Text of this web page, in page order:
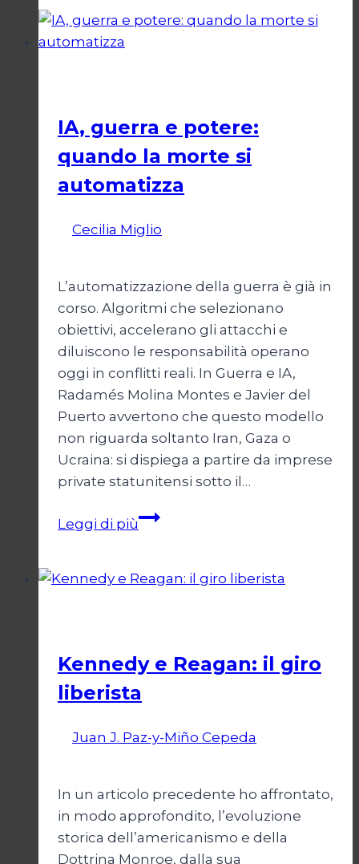
NATO
IA, guerra e potere:
quando la morte si
automatizza
Cecilia Miglio
L’automatizzazione della guerra è già in
corso. Algoritmi che selezionano
obiettivi, accelerano gli attacchi e
diluiscono le responsabilità operano
oggi in conflitti reali. In Guerra e IA,
Radamés Molina Montes e Javier del
Puerto avvertono che questo modello
non riguarda soltanto Iran, Gaza o
Ucraina: si dispiega a partire da imprese
private statunitensi sotto il…
Leggi di piùIA,
potere:
si
automatizza
Kennedy e Reagan: il giro
liberista
Juan J. Paz-y-Miño Cepeda
In un articolo precedente ho affrontato,
in modo approfondito, l’evoluzione
storica dell’americanismo e della
Dottrina Monroe, dalla sua